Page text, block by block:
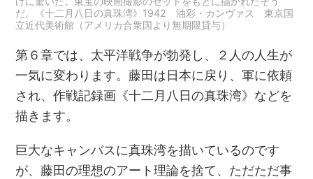
だ。《十二月八日の真珠湾》1942 油彩・カンヴァス 東京国
立近代美術館（アメリカ合衆国より無期限貸与）
第６章では、太平洋戦争が勃発し、２人の人生が
一気に変わります。藤田は日本に戻り、軍に依頼
され、作戦記録画《十二月八日の真珠湾》などを
描きます。
巨大なキャンバスに真珠湾を描いているのです
が、藤田の理想のアート理論を捨て、ただただ事